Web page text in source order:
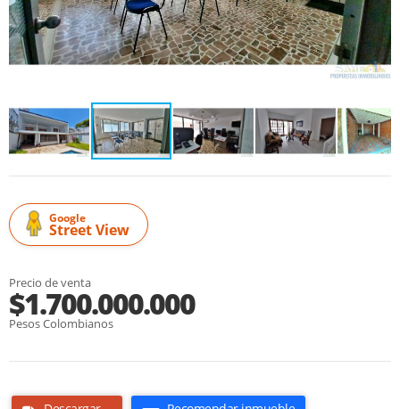
Google
Street View
Precio de venta
$1.700.000.000
Pesos Colombianos